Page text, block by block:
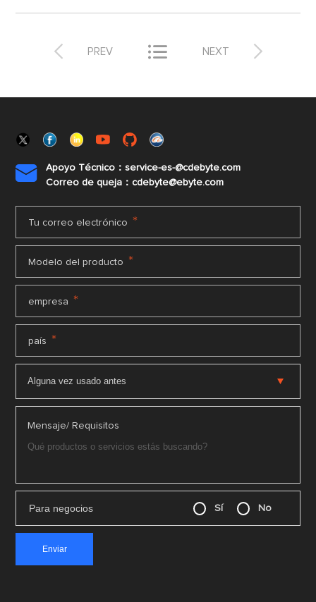
 PREV  
NEXT

Apoyo Técnico：service-es-@cdebyte.com
Correo de queja：cdebyte@ebyte.com
Tu correo electrónico *
Modelo del producto *
empresa *
país *
Mensaje/ Requisitos
Para negocios Sí No